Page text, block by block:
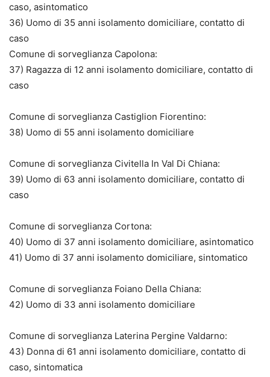
caso, asintomatico
36) Uomo di 35 anni isolamento domiciliare, contatto di
caso
Comune di sorveglianza Capolona:
37) Ragazza di 12 anni isolamento domiciliare, contatto di
caso
Comune di sorveglianza Castiglion Fiorentino:
38) Uomo di 55 anni isolamento domiciliare
Comune di sorveglianza Civitella In Val Di Chiana:
39) Uomo di 63 anni isolamento domiciliare, contatto di
caso
Comune di sorveglianza Cortona:
40) Uomo di 37 anni isolamento domiciliare, asintomatico
41) Uomo di 37 anni isolamento domiciliare, sintomatico
Comune di sorveglianza Foiano Della Chiana:
42) Uomo di 33 anni isolamento domiciliare
Comune di sorveglianza Laterina Pergine Valdarno:
43) Donna di 61 anni isolamento domiciliare, contatto di
caso, sintomatica